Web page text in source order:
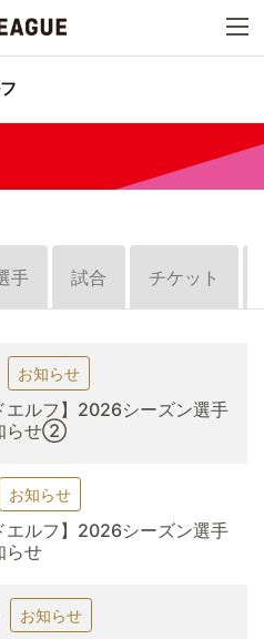
手 試合 チケット
お知らせ
エルフ】2026シーズン選手
らせ➁
お知らせ
エルフ】2026シーズン選手
らせ
お知らせ